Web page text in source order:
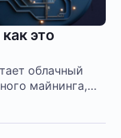
это
облачный
майнинга,
облачного